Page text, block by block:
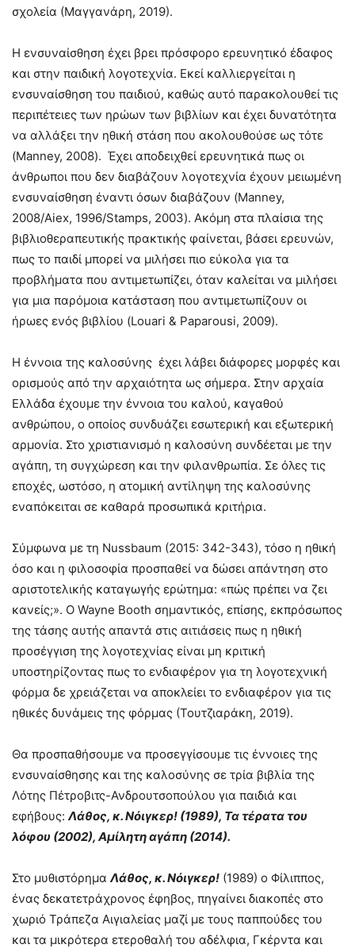
σχολεία (Μαγγανάρη, 2019).
Η ενσυναίσθηση έχει βρει πρόσφορο ερευνητικό έδαφος
και στην παιδική λογοτεχνία. Εκεί καλλιεργείται η
ενσυναίσθηση του παιδιού, καθώς αυτό παρακολουθεί τις
περιπέτειες των ηρώων των βιβλίων και έχει δυνατότητα
να αλλάξει την ηθική στάση που ακολουθούσε ως τότε
(Manney, 2008). Έχει αποδειχθεί ερευνητικά πως οι
άνθρωποι που δεν διαβάζουν λογοτεχνία έχουν μειωμένη
ενσυναίσθηση έναντι όσων διαβάζουν (Manney,
2008/Aiex, 1996/Stamps, 2003). Ακόμη στα πλαίσια της
βιβλιοθεραπευτικής πρακτικής φαίνεται, βάσει ερευνών,
πως το παιδί μπορεί να μιλήσει πιο εύκολα για τα
προβλήματα που αντιμετωπίζει, όταν καλείται να μιλήσει
για μια παρόμοια κατάσταση που αντιμετωπίζουν οι
ήρωες ενός βιβλίου (Louari & Paparousi, 2009).
Η έννοια της καλοσύνης έχει λάβει διάφορες μορφές και
ορισμούς από την αρχαιότητα ως σήμερα. Στην αρχαία
Ελλάδα έχουμε την έννοια του καλού, καγαθού
ανθρώπου, ο οποίος συνδυάζει εσωτερική και εξωτερική
αρμονία. Στο χριστιανισμό η καλοσύνη συνδέεται με την
αγάπη, τη συγχώρεση και την φιλανθρωπία. Σε όλες τις
εποχές, ωστόσο, η ατομική αντίληψη της καλοσύνης
εναπόκειται σε καθαρά προσωπικά κριτήρια.
Σύμφωνα με τη Nussbaum (2015: 342-343), τόσο η ηθική
όσο και η φιλοσοφία προσπαθεί να δώσει απάντηση στο
αριστοτελικής καταγωγής ερώτημα: «πώς πρέπει να ζει
κανείς;». Ο Wayne Booth σημαντικός, επίσης, εκπρόσωπος
της τάσης αυτής απαντά στις αιτιάσεις πως η ηθική
προσέγγιση της λογοτεχνίας είναι μη κριτική
υποστηρίζοντας πως το ενδιαφέρον για τη λογοτεχνική
φόρμα δε χρειάζεται να αποκλείει το ενδιαφέρον για τις
ηθικές δυνάμεις της φόρμας (Τουτζιαράκη, 2019).
Θα προσπαθήσουμε να προσεγγίσουμε τις έννοιες της
ενσυναίσθησης και της καλοσύνης σε τρία βιβλία της
Λότης Πέτροβιτς-Ανδρουτσοπούλου για παιδιά και
εφήβους: Λάθος, κ. Νόιγκερ! (1989), Τα τέρατα του
λόφου (2002), Αμίλητη αγάπη (2014).
Στο μυθιστόρημα Λάθος, κ. Νόιγκερ! (1989) ο Φίλιππος,
ένας δεκατετράχρονος έφηβος, πηγαίνει διακοπές στο
χωριό Τράπεζα Αιγιαλείας μαζί με τους παππούδες του
και τα μικρότερα ετεροθαλή του αδέλφια, Γκέρντα και